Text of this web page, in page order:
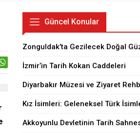
Güncel Konular
Zonguldak’ta Gezilecek Doğal
İzmir’in Tarih Kokan Caddeleri
Diyarbakır Müzesi ve Ziyaret